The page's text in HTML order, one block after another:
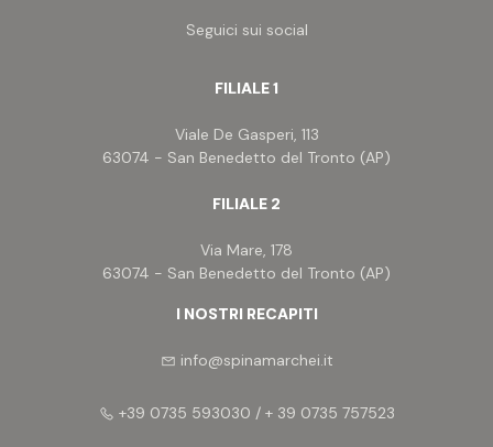
Seguici sui social
FILIALE 1
Viale De Gasperi, 113
63074 - San Benedetto del Tronto (AP)
FILIALE 2
Via Mare, 178
63074 - San Benedetto del Tronto (AP)
I NOSTRI RECAPITI
info@spinamarchei.it
+39 0735 593030 / + 39 0735 757523